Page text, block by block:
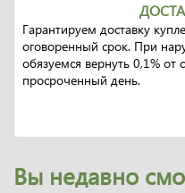
Гарантируем доставку
оговоренный срок. При
обязуемся вернуть 0,1%
просроченный день.
Вы недавно